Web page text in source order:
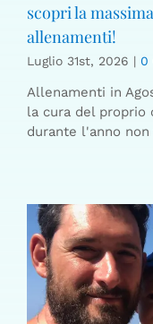
scopri la
allenamenti!
Luglio 31st, 2026 | 0
Allenamenti in
la cura del
durante l'anno